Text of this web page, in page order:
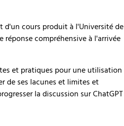
d'un cours produit à l'Université de
compréhensive à l'arrivée
et pratiques pour une utilisation
de ses lacunes et limites et
la discussion sur ChatGPT